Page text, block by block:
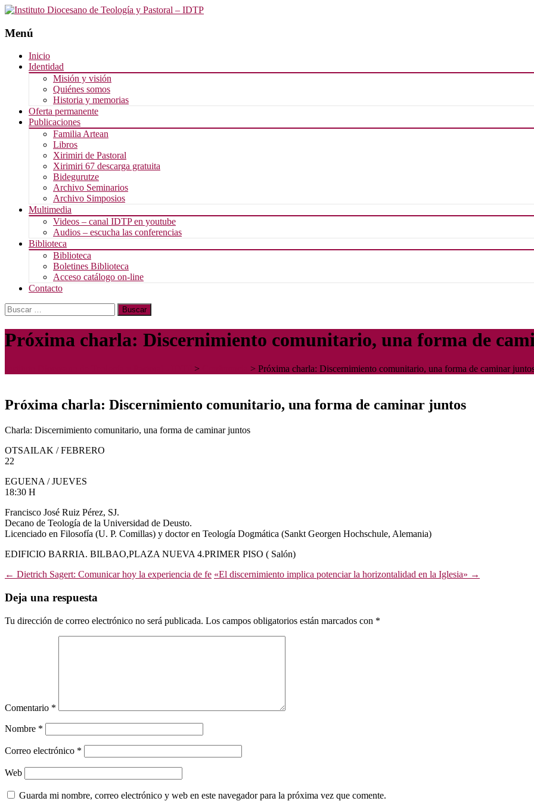
Menú
Saltar
contenido
Inicio
Identidad
Misión y visión
Quiénes somos
Historia y memorias
Oferta permanente
Publicaciones
Familia Artean
Libros
Xirimiri de Pastoral
Xirimiri 67 descarga gratuita
Bidegurutze
Archivo Seminarios
Archivo Simposios
Multimedia
Videos – canal IDTP en youtube
Audios – escucha las conferencias
Biblioteca
Biblioteca
Boletines Biblioteca
Acceso catálogo on-line
Contacto
Buscar:
Próxima charla: Discernimiento comunitario, una forma de
> > Próxima charla: Discernimiento comunitario, una forma de caminar
Próxima charla: Discernimiento comunitario, una forma de caminar juntos
Charla: Discernimiento comunitario, una forma de caminar juntos
OTSAILAK / FEBRERO
22
EGUENA / JUEVES
18:30 H
Francisco José Ruiz Pérez, SJ.
Decano de Teología de la Universidad de Deusto.
Licenciado en Filosofía (U. P. Comillas) y doctor en Teología Dogmática (Sankt Georgen Hochschule, Alemania)
EDIFICIO BARRIA. BILBAO,PLAZA NUEVA 4.PRIMER PISO ( Salón)
Navegación
de
entradas
← Dietrich Sagert: Comunicar hoy la experiencia de fe «El discernimiento implica potenciar la horizontalidad en la Iglesia» →
Deja una respuesta
Tu dirección de correo electrónico no será publicada. Los campos obligatorios están marcados con *
Comentario *
Nombre *
Correo electrónico *
Web
Guarda mi nombre, correo electrónico y web en este navegador para la próxima vez que comente.